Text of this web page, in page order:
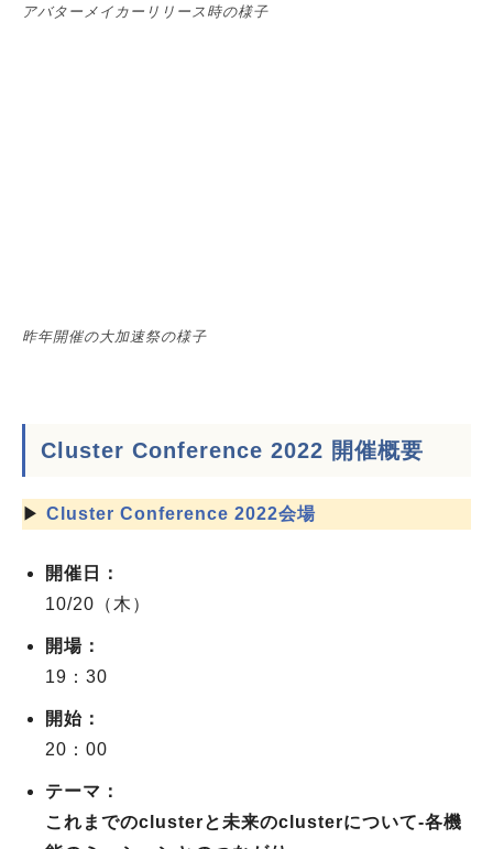
アバターメイカーリリース時の様子
昨年開催の大加速祭の様子
Cluster Conference 2022 開催概要
▶ Cluster Conference 2022会場
開催日：
10/20（木）
開場：
19：30
開始：
20：00
テーマ：
これまでのclusterと未来のclusterについて‐各機